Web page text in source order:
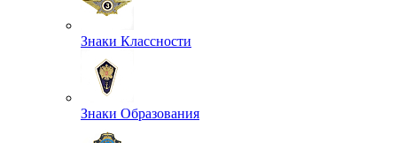
Знаки Классности
Знаки Образования